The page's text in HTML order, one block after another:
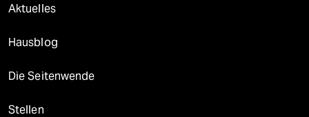
Aktuelles
Hausblog
Die Seitenwende
Stellen